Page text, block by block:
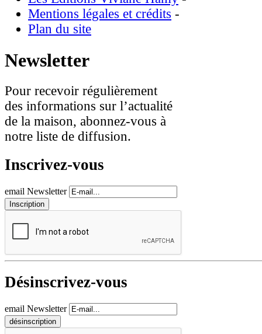
Mentions légales et crédits -
Plan du site
Newsletter
Pour recevoir régulièrement
des informations sur l’actualité
de la maison, abonnez-vous à
notre liste de diffusion.
Inscrivez-vous
email Newsletter
Désinscrivez-vous
email Newsletter